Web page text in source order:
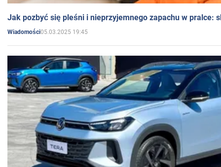
Jak pozbyć się pleśni i nieprzyjemnego zapachu w pralce:
Wiadomości05.03.2025 19:45